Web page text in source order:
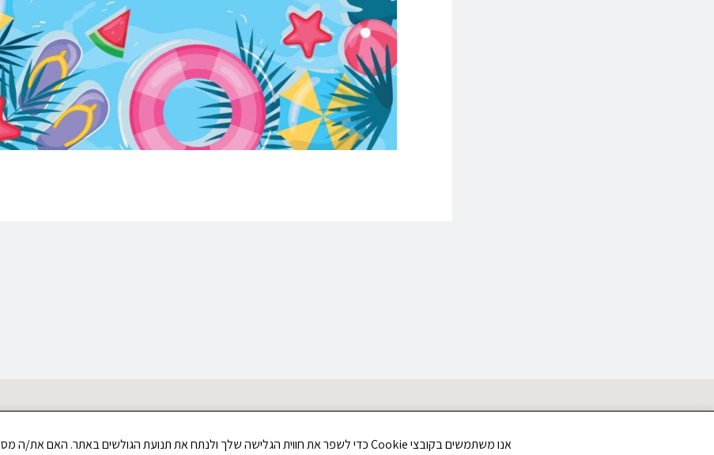
אנו משתמשים בקובצי Cookie כדי לשפר את חווית הגלישה שלך ולנתח את תנועת הגולשים באתר. האם את/ה מסכים/ה לשימוש בקובצי Cookie?